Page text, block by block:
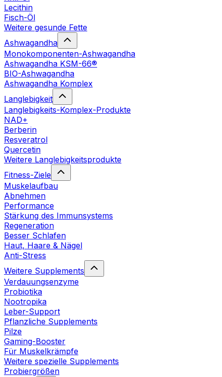
Lecithin
Fisch-Öl
Weitere gesunde Fette
Ashwagandha
Monokomponenten-Ashwagandha
Ashwagandha KSM-66®
BIO-Ashwagandha
Ashwagandha Komplex
Langlebigkeit
Langlebigkeits-Komplex-Produkte
NAD+
Berberin
Resveratrol
Quercetin
Weitere Langlebigkeitsprodukte
Fitness-Ziele
Muskelaufbau
Abnehmen
Performance
Stärkung des Immunsystems
Regeneration
Besser Schlafen
Haut, Haare & Nägel
Anti-Stress
Weitere Supplements
Verdauungsenzyme
Probiotika
Nootropika
Leber-Support
Pflanzliche Supplements
Pilze
Gaming-Booster
Für Muskelkrämpfe
Weitere spezielle Supplements
Probiergrößen